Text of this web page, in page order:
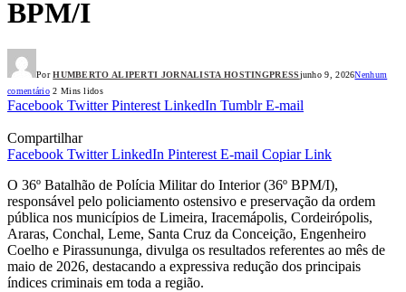
BPM/I
Por HUMBERTO ALIPERTI JORNALISTA HOSTINGPRESSjunho 9, 2026Nenhum
comentário 2 Mins lidos
Facebook Twitter Pinterest LinkedIn Tumblr E-mail
Compartilhar
Facebook Twitter LinkedIn Pinterest E-mail Copiar Link
O 36º Batalhão de Polícia Militar do Interior (36º BPM/I),
responsável pelo policiamento ostensivo e preservação da ordem
pública nos municípios de Limeira, Iracemápolis, Cordeirópolis,
Araras, Conchal, Leme, Santa Cruz da Conceição, Engenheiro
Coelho e Pirassununga, divulga os resultados referentes ao mês de
maio de 2026, destacando a expressiva redução dos principais
índices criminais em toda a região.